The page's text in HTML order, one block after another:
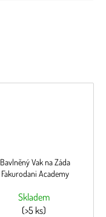
Bavlněný Vak na Záda
Fakurodani Academy
Skladem
(>5 ks)